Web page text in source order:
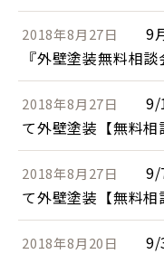
2018年8月27日
9
『外壁塗装無料相
2018年8月27日
9/
て外壁塗装【無料相
2018年8月27日
9/
て外壁塗装【無料相
2018年8月20日
9/